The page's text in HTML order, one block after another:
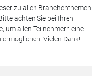
zu allen Branchenthemen
achten Sie bei Ihren
um allen Teilnehmern eine
Vielen Dank!